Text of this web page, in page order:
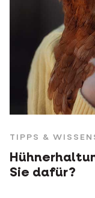
TIPPS &
Sie dafür?